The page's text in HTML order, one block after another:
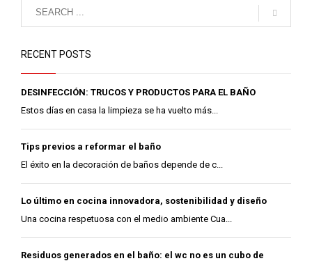
RECENT POSTS
DESINFECCIÓN: TRUCOS Y PRODUCTOS PARA EL BAÑO
Estos días en casa la limpieza se ha vuelto más...
Tips previos a reformar el baño
El éxito en la decoración de baños depende de c...
Lo último en cocina innovadora, sostenibilidad y diseño
Una cocina respetuosa con el medio ambiente Cua...
Residuos generados en el baño: el wc no es un cubo de